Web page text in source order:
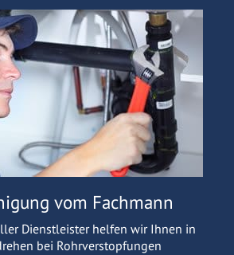
vom Fachmann
Dienstleister helfen wir Ihnen in
bei Rohrverstopfungen